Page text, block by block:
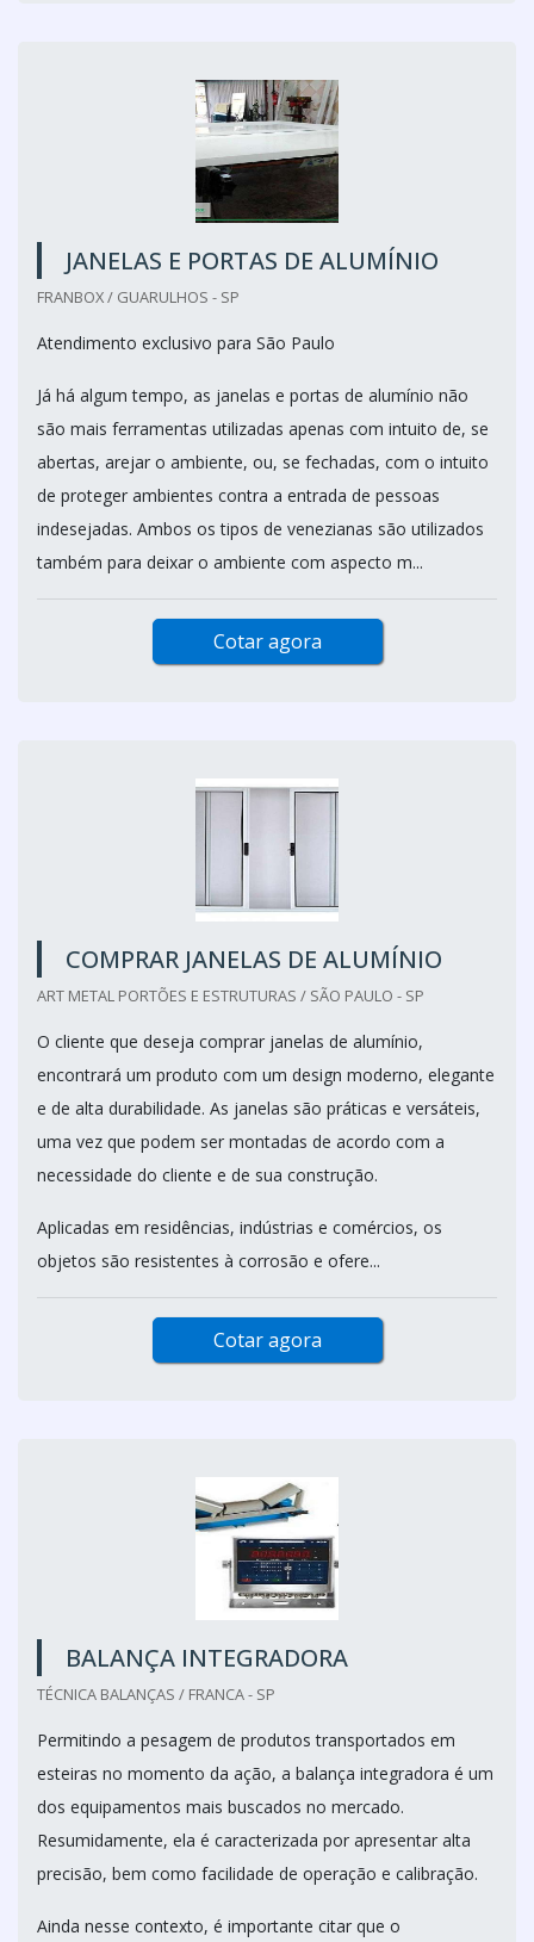
JANELAS E PORTAS DE ALUMÍNIO
FRANBOX / GUARULHOS - SP
Atendimento exclusivo para São Paulo
Já há algum tempo, as janelas e portas de alumínio não
são mais ferramentas utilizadas apenas com intuito de, se
abertas, arejar o ambiente, ou, se fechadas, com o intuito
de proteger ambientes contra a entrada de pessoas
indesejadas. Ambos os tipos de venezianas são utilizados
também para deixar o ambiente com aspecto m...
Cotar agora
COMPRAR JANELAS DE ALUMÍNIO
ART METAL PORTÕES E ESTRUTURAS / SÃO PAULO - SP
O cliente que deseja comprar janelas de alumínio,
encontrará um produto com um design moderno, elegante
e de alta durabilidade. As janelas são práticas e versáteis,
uma vez que podem ser montadas de acordo com a
necessidade do cliente e de sua construção.
Aplicadas em residências, indústrias e comércios, os
objetos são resistentes à corrosão e ofere...
Cotar agora
BALANÇA INTEGRADORA
TÉCNICA BALANÇAS / FRANCA - SP
Permitindo a pesagem de produtos transportados em
esteiras no momento da ação, a balança integradora é um
dos equipamentos mais buscados no mercado.
Resumidamente, ela é caracterizada por apresentar alta
precisão, bem como facilidade de operação e calibração.
Ainda nesse contexto, é importante citar que o